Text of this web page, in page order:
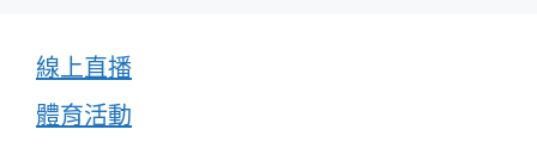
線上直播
體育活動